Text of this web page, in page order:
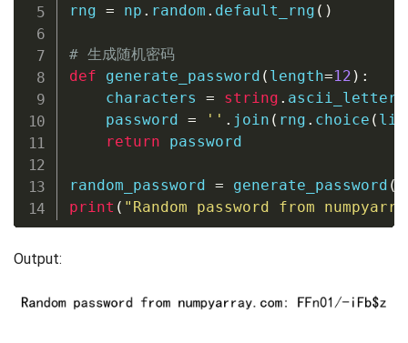
rng = np . random . default_rng ( )
# 生成随机密码
def
generate_password ( length=12 ) :
    characters
= string .
    password
= '' . join ( rng . choice (
return password
random_password = generate_password (
print ( "Random password from
Output: